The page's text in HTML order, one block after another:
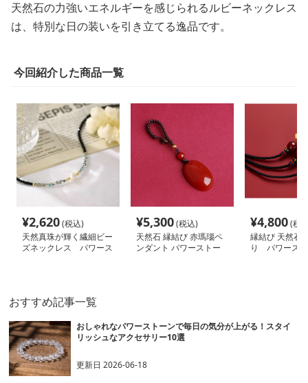
天然石の力強いエネルギーを感じられるルビーネックレス
は、特別な日の装いを引き立てる逸品です。
今回紹介した商品一覧
¥2,620(税込)
天然真珠が輝く繊細ビー
ズネックレス パワース
¥5,300(税込)
天然石 縁結び 赤瑪瑙ペ
ンダント パワーストー
¥4,800(税
縁結び 天然石
り パワース
おすすめ記事一覧
おしゃれなパワーストーンで毎日の気分が上がる！スタイ
リッシュなアクセサリー10選
更新日2026-06-18